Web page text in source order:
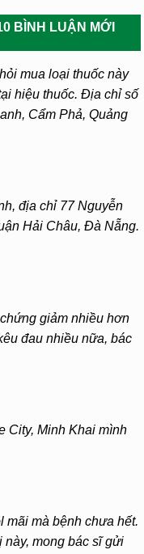
BÌNH LUẬN MỚI
mua loại thuốc này
hiệu thuốc. Địa chỉ số
Cẩm Phả, Quảng
địa chỉ 77 Nguyễn
Hải Châu, Đà Nẵng.
giảm nhiều hơn
đau nhiều nữa, bác
City, Minh Khai mình
mãi mà bệnh chưa hết.
này, mong bác sĩ gửi